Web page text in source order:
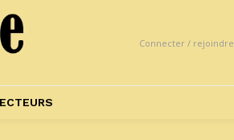
Connecter / rejoindre